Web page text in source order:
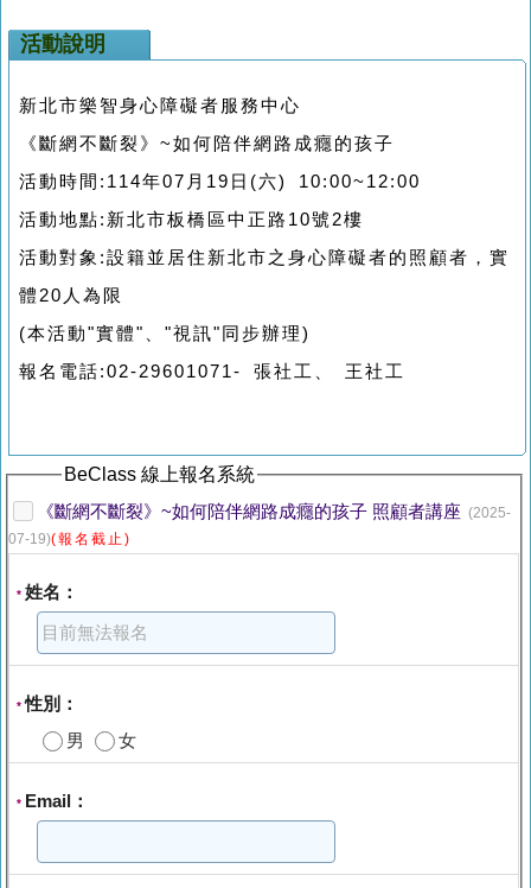
活動說明
新北市樂智身心障礙者服務中心
《斷網不斷裂》~如何陪伴網路成癮的孩子
活動時間:114年07月19日(六) 10:00~12:00
活動地點:新北市板橋區中正路10號2樓
活動對象:設籍並居住新北市之身心障礙者的照顧者，實
體20人為限
(本活動"實體"、"視訊"同步辦理)
報名電話:02-29601071- 張社工、 王社工
BeClass 線上報名系統
《斷網不斷裂》~如何陪伴網路成癮的孩子 照顧者講座 (2025-
07-19)(報名截止)
* 姓名：
*性別：
男
女
* Email：